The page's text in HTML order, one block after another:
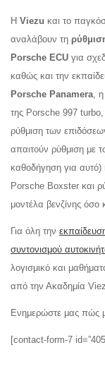
Η Viezu και το
αναλάβουν τη
Porsche ECU για
καθώς και την
Porsche Panamera, η
της Porsche 997 turbo,
ρύθμιση των
απαιτούν ρύθμιση με
καθοδήγηση για αυτό)
Porsche Boxster και
μοντέλα βενζίνης όσο
Για όλη την
συντονισμού
λογισμικό και
από την Ακαδημία
Ενημερώστε μας πώς
[contact-form-7